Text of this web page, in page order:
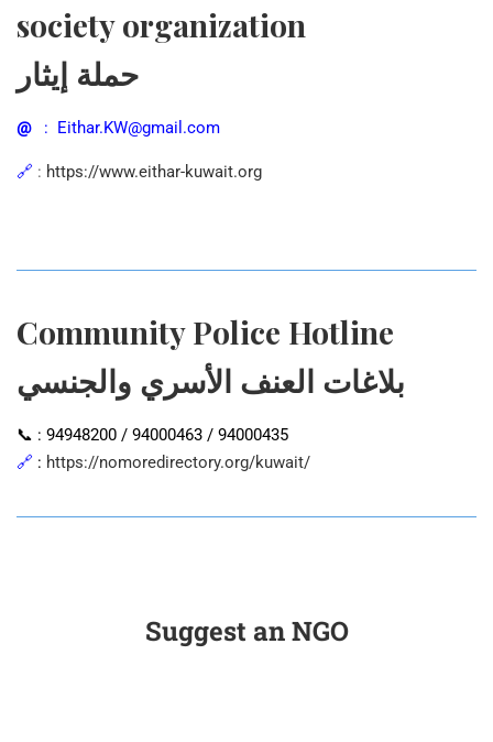
society organization
حملة إيثار
@ : Eithar.KW@gmail.com
🔗 : https://www.eithar-kuwait.org
Community Police Hotline
بلاغات العنف الأسري والجنسي
📞 : 94948200 / 94000463 / 94000435
🔗 : https://nomoredirectory.org/kuwait/
Suggest an NGO